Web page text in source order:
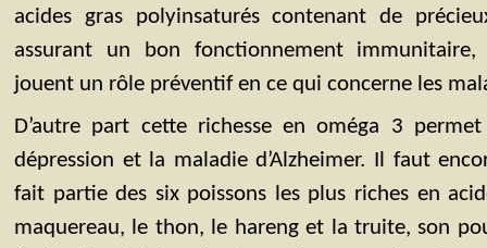
acides gras polyinsaturés contenant de
assurant un bon fonctionnement
jouent un rôle préventif en ce qui concerne les
D’autre part cette richesse en oméga 3
dépression et la maladie d’Alzheimer. Il faut
fait partie des six poissons les plus riches en
maquereau, le thon, le hareng et la truite, son